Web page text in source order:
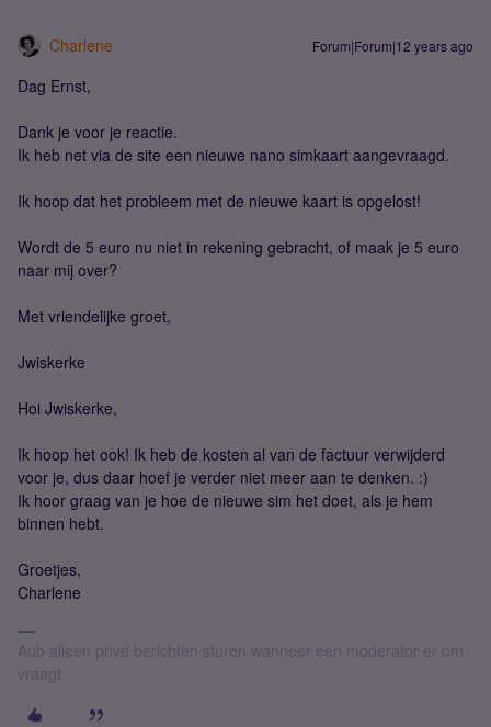
Charlene Forum|Forum|12 years ago
Dag Ernst,
Dank je voor je reactie.
Ik heb net via de site een nieuwe nano simkaart aangevraagd.
Ik hoop dat het probleem met de nieuwe kaart is opgelost!
Wordt de 5 euro nu niet in rekening gebracht, of maak je 5 euro
naar mij over?
Met vriendelijke groet,
Jwiskerke
Hoi Jwiskerke,
Ik hoop het ook! Ik heb de kosten al van de factuur verwijderd
voor je, dus daar hoef je verder niet meer aan te denken. :)
Ik hoor graag van je hoe de nieuwe sim het doet, als je hem
binnen hebt.
Groetjes,
Charlene
Aub alleen privé berichten sturen wanneer een moderator er om
vraagt